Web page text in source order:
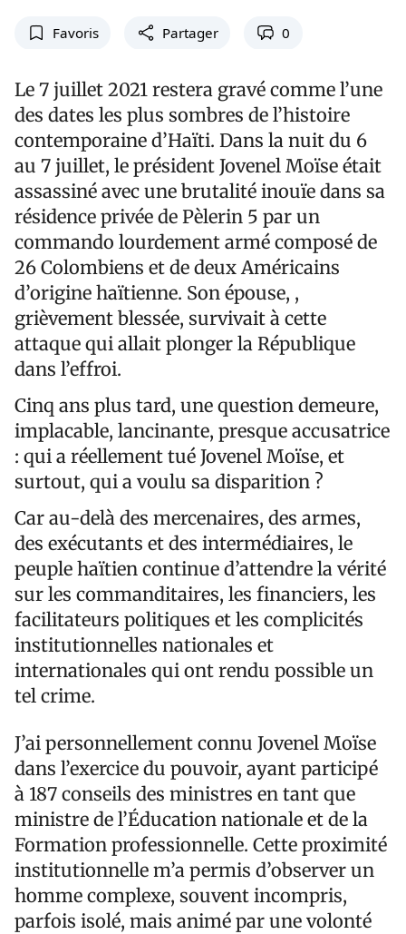
Favoris Partager 0
Le 7 juillet 2021 restera gravé comme l’une
des dates les plus sombres de l’histoire
contemporaine d’Haïti. Dans la nuit du 6
au 7 juillet, le président Jovenel Moïse était
assassiné avec une brutalité inouïe dans sa
résidence privée de Pèlerin 5 par un
commando lourdement armé composé de
26 Colombiens et de deux Américains
d’origine haïtienne. Son épouse, ,
grièvement blessée, survivait à cette
attaque qui allait plonger la République
dans l’effroi.
Cinq ans plus tard, une question demeure,
implacable, lancinante, presque accusatrice
: qui a réellement tué Jovenel Moïse, et
surtout, qui a voulu sa disparition ?
Car au-delà des mercenaires, des armes,
des exécutants et des intermédiaires, le
peuple haïtien continue d’attendre la vérité
sur les commanditaires, les financiers, les
facilitateurs politiques et les complicités
institutionnelles nationales et
internationales qui ont rendu possible un
tel crime.
J’ai personnellement connu Jovenel Moïse
dans l’exercice du pouvoir, ayant participé
à 187 conseils des ministres en tant que
ministre de l’Éducation nationale et de la
Formation professionnelle. Cette proximité
institutionnelle m’a permis d’observer un
homme complexe, souvent incompris,
parfois isolé, mais animé par une volonté